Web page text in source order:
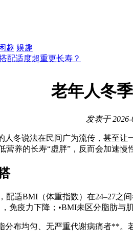
趣 娱趣
配适度超重更长寿？
老年人冬
发表于
人冬说法在民间广为流传，甚至让
营养的长寿“虚胖”，反而会加速慢
配适BMI（体重指数）在24–27之
免疫力下降；•BMI未区分脂肪与
布均匀、无严重代谢病痛者**。